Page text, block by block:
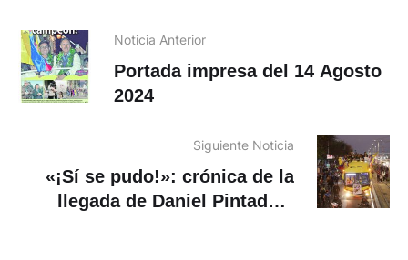
Noticia Anterior
Portada impresa del 14 Agosto
2024
Siguiente Noticia
«¡Sí se pudo!»: crónica de la
llegada de Daniel Pintado a